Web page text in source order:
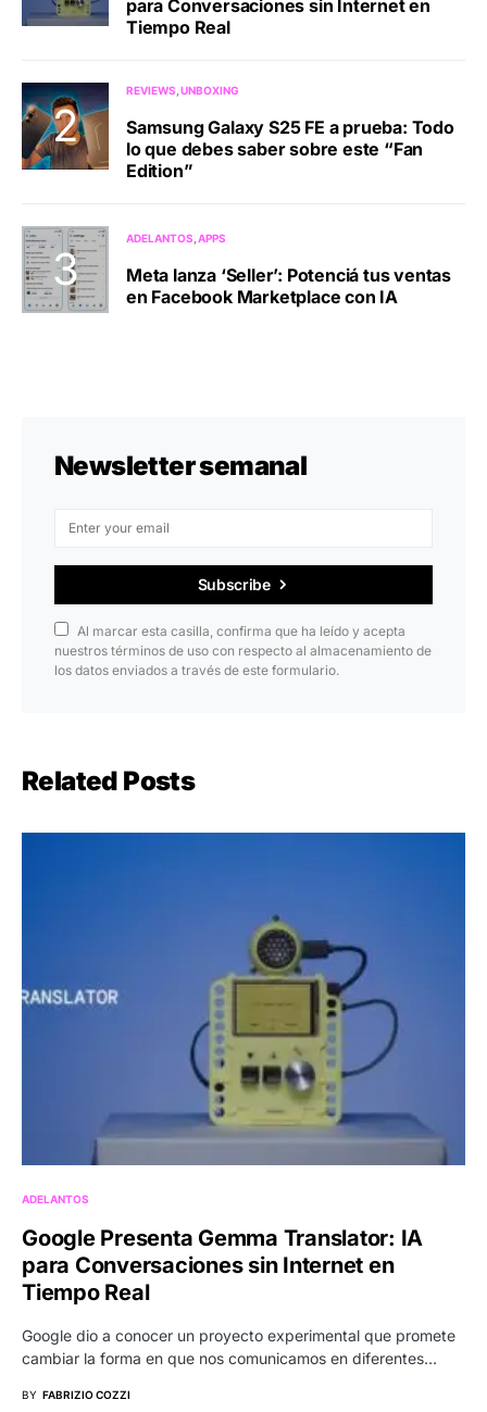
para Conversaciones sin Internet en
Tiempo Real
REVIEWS UNBOXING
Samsung Galaxy S25 FE a prueba: Todo
lo que debes saber sobre este “Fan
Edition”
ADELANTOS APPS
Meta lanza ‘Seller’: Potenciá tus ventas
en Facebook Marketplace con IA
Newsletter semanal
Subscribe
Al marcar esta casilla, confirma que ha leído y acepta
nuestros términos de uso con respecto al almacenamiento de
los datos enviados a través de este formulario.
Related Posts
ADELANTOS
Google Presenta Gemma Translator: IA
para Conversaciones sin Internet en
Tiempo Real
Google dio a conocer un proyecto experimental que promete
cambiar la forma en que nos comunicamos en diferentes…
BY FABRIZIO COZZI